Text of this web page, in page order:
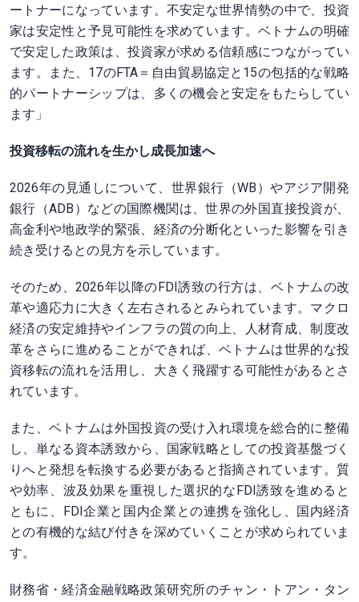
ートナーになっています。不安定な世界情勢の中で、投資
家は安定性と予見可能性を求めています。ベトナムの明確
で安定した政策は、投資家が求める信頼感につながってい
ます。また、17のFTA＝自由貿易協定と15の包括的な戦略
的パートナーシップは、多くの機会と安定をもたらしてい
ます」
投資移転の流れを生かし成長加速へ
2026年の見通しについて、世界銀行（WB）やアジア開発
銀行（ADB）などの国際機関は、世界の外国直接投資が、
高金利や地政学的緊張、経済の分断化といった影響を引き
続き受けるとの見方を示しています。
そのため、2026年以降のFDI誘致の行方は、ベトナムの改
革や適応力に大きく左右されるとみられています。マクロ
経済の安定維持やインフラの質の向上、人材育成、制度改
革をさらに進めることができれば、ベトナムは世界的な投
資移転の流れを活用し、大きく飛躍する可能性があるとさ
れています。
また、ベトナムは外国投資の受け入れ環境を総合的に整備
し、単なる資本誘致から、国家戦略としての投資基盤づく
りへと発想を転換する必要があると指摘されています。質
や効率、波及効果を重視した選択的なFDI誘致を進めると
ともに、FDI企業と国内企業との連携を強化し、国内経済
との有機的な結び付きを深めていくことが求められていま
す。
財務省・経済金融戦略政策研究所のチャン・トアン・タン